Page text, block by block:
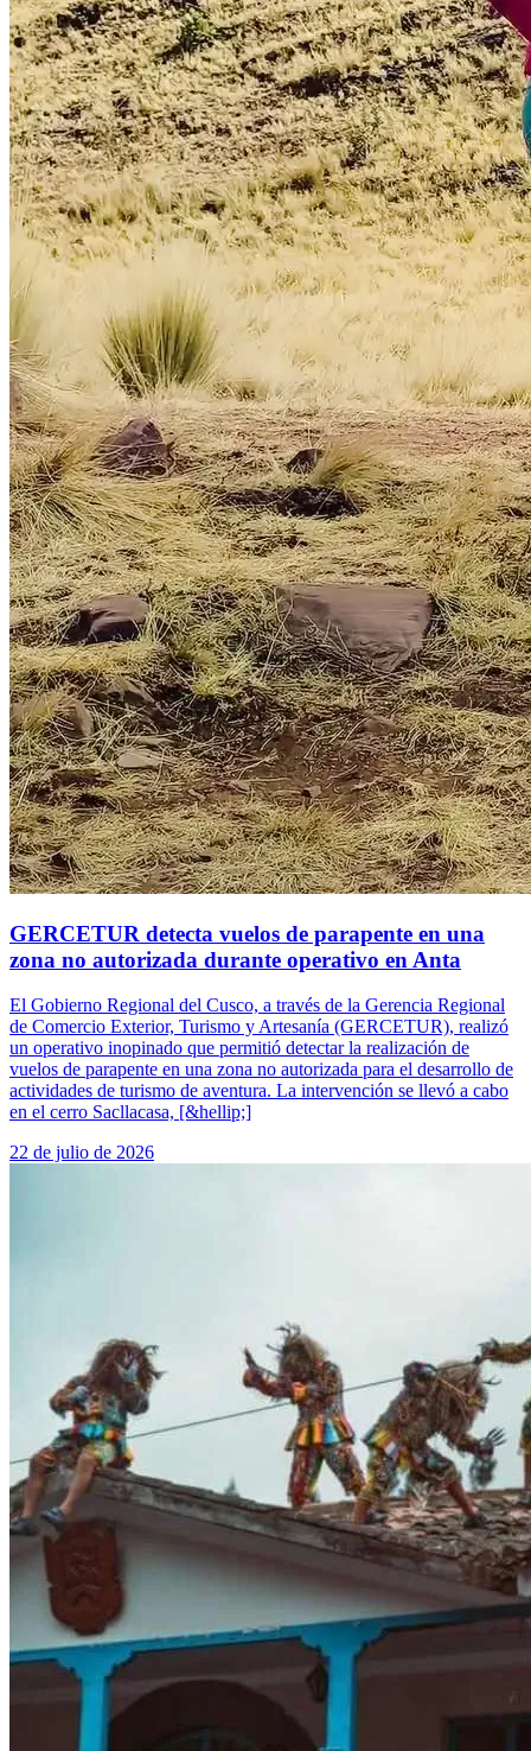
GERCETUR detecta vuelos de parapente en una
zona no autorizada durante operativo en Anta
El Gobierno Regional del Cusco, a través de la Gerencia Regional
de Comercio Exterior, Turismo y Artesanía (GERCETUR), realizó
un operativo inopinado que permitió detectar la realización de
vuelos de parapente en una zona no autorizada para el desarrollo de
actividades de turismo de aventura. La intervención se llevó a cabo
en el cerro Sacllacasa, [&hellip;]
22 de julio de 2026